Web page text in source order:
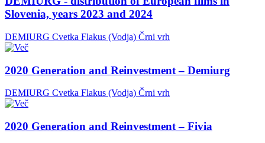
Slovenia, years 2023 and 2024
DEMIURG Cvetka Flakus (Vodja) Črni vrh
2020 Generation and Reinvestment – Demiurg
DEMIURG Cvetka Flakus (Vodja) Črni vrh
2020 Generation and Reinvestment – Fivia